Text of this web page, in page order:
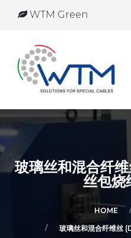
WTM Green
玻璃丝和混合纤
丝包烧
HOME
玻璃丝和混合纤维丝